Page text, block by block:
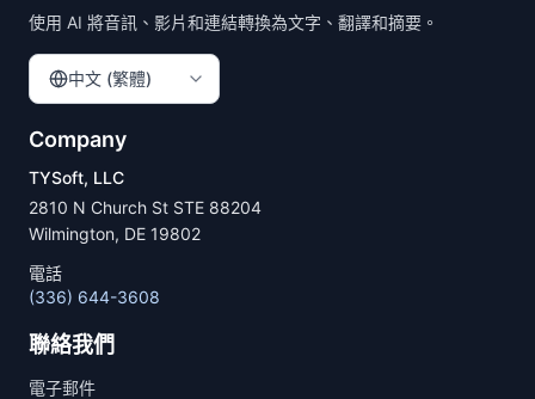
使用 AI 將音訊、影片和連結轉換為文字、翻譯和摘要。
中文 (繁體)
Company
TYSoft, LLC
2810 N Church St STE 88204
Wilmington, DE 19802
電話
(336) 644-3608
聯絡我們
電子郵件